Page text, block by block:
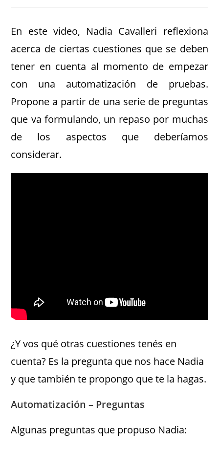
En este video, Nadia Cavalleri reflexiona
acerca de ciertas cuestiones que se deben
tener en cuenta al momento de empezar
con una automatización de pruebas.
Propone a partir de una serie de preguntas
que va formulando, un repaso por muchas
de los aspectos que deberíamos
considerar.
¿Y vos qué otras cuestiones tenés en
cuenta? Es la pregunta que nos hace Nadia
y que también te propongo que te la hagas.
Automatización – Preguntas
Algunas preguntas que propuso Nadia: